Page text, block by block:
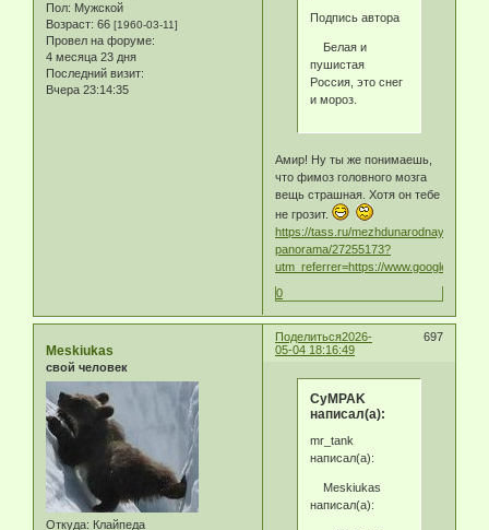
Пол: Мужской
Возраст: 66 [1960-03-11]
Провел на форуме:
4 месяца 23 дня
Последний визит:
Вчера 23:14:35
Подпись автора
Белая и
пушистая
Россия, это снег
и мороз.
Амир! Ну ты же понимаешь,
что фимоз головного мозга
вещь страшная. Хотя он тебе
не грозит.
https://tass.ru/mezhdunarodnaya-
panorama/27255173?
utm_referrer=https://www.google.com/
0
Поделиться 697
2026-
05-04 18:16:49
Meskiukas
свой человек
Откуда: Клайпеда
CyMPAK
написал(а):
mr_tank
написал(а):
Meskiukas
написал(а):